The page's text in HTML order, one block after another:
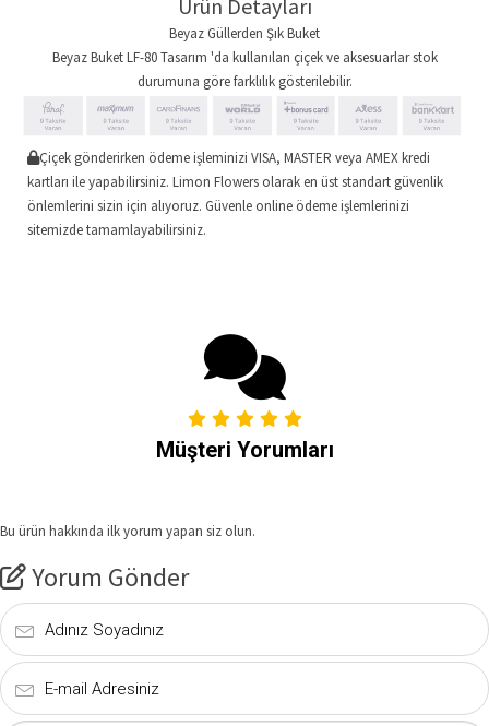
Ürün Detayları
Beyaz Güllerden Şık Buket
Beyaz Buket LF-80 Tasarım 'da kullanılan çiçek ve aksesuarlar stok
durumuna göre farklılık gösterilebilir.
Çiçek gönderirken ödeme işleminizi VISA, MASTER veya AMEX kredi
kartları ile yapabilirsiniz. Limon Flowers olarak en üst standart güvenlik
önlemlerini sizin için alıyoruz. Güvenle online ödeme işlemlerinizi
sitemizde tamamlayabilirsiniz.
Müşteri Yorumları
Bu ürün hakkında ilk yorum yapan siz olun.
Yorum Gönder